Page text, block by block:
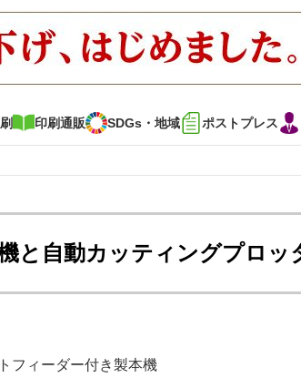
印刷通販 SDGs・地域 ポストプレス
ツ インタビュー コレクション
印刷通販 SDGs・地域 ポストプレス ビジネ
ス・多彩な商材～ JAPAN PACK 2023 特集
と自動カッティングプロッ
フィーダー付き製本機